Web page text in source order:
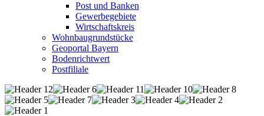
Post und Banken
Gewerbegebiete
Wirtschaftskreis
Wohnbaugrundstücke
Geoportal Bayern
Bodenrichtwert
Postfiliale